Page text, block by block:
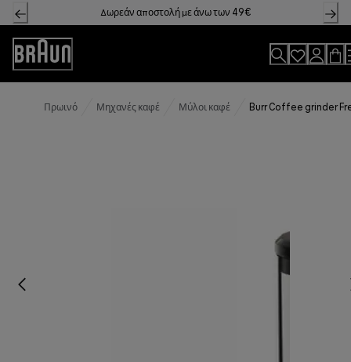
Skip
to
Content
Δωρεάν αποστολή με άνω των 49€
Accessibility
Statement
Πρωινό Μηχανές καφέ Μύλοι καφέ Burr Coffee grinder